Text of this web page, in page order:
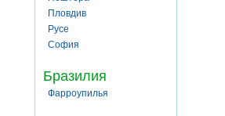
Пловдив
Русе
София
Бразилия
Фарроупилья